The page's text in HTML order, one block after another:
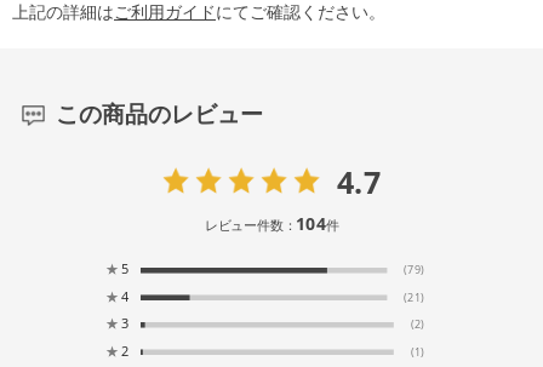
上記の詳細はご利用ガイドにてご確認ください。
この商品のレビュー
4.7
レビュー件数： 104件
★ 5 (79)
★ 4 (21)
★ 3 (2)
★ 2 (1)